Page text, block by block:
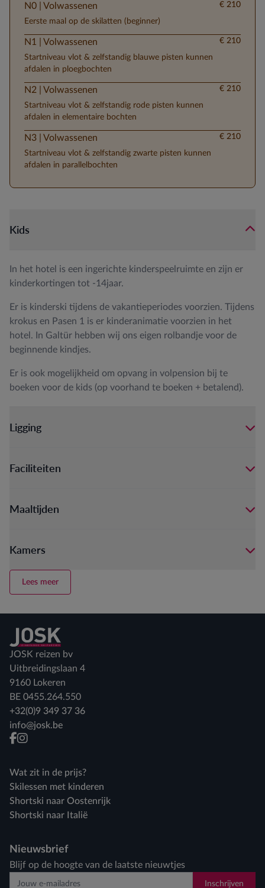
N0 | Volwassenen
Eerste maal op de skilatten (beginner)
€ 210
N1 | Volwassenen
Startniveau vlot & zelfstandig blauwe pisten kunnen
afdalen in ploegbochten
€ 210
N2 | Volwassenen
Startniveau vlot & zelfstandig rode pisten kunnen
afdalen in elementaire bochten
€ 210
N3 | Volwassenen
Startniveau vlot & zelfstandig zwarte pisten kunnen
afdalen in parallelbochten
€ 210
Kids
In het hotel is een ingerichte kinderspeelruimte en zijn er
kinderkortingen tot -14jaar.
Er is kinderski tijdens de vakantieperiodes voorzien. Tijdens
krokus en Pasen 1 is er kinderanimatie voorzien in het
hotel. In Galtür hebben wij ons eigen rolbandje voor de
beginnende kindjes.
Er is ook mogelijkheid om opvang in volpension bij te
boeken voor de kids (op voorhand te boeken + betalend).
Ligging
Faciliteiten
Maaltijden
Kamers
Lees meer
Terug naar home
JOSK reizen bv
Uitbreidingslaan 4
9160 Lokeren
BE 0455.264.550
+32(0)9 349 37 36
info@josk.be
facebook
instagram
Wat zit in de prijs?
Skilessen met kinderen
Shortski naar Oostenrijk
Shortski naar Italië
Nieuwsbrief
Blijf op de hoogte van de laatste nieuwtjes
Inschrijven